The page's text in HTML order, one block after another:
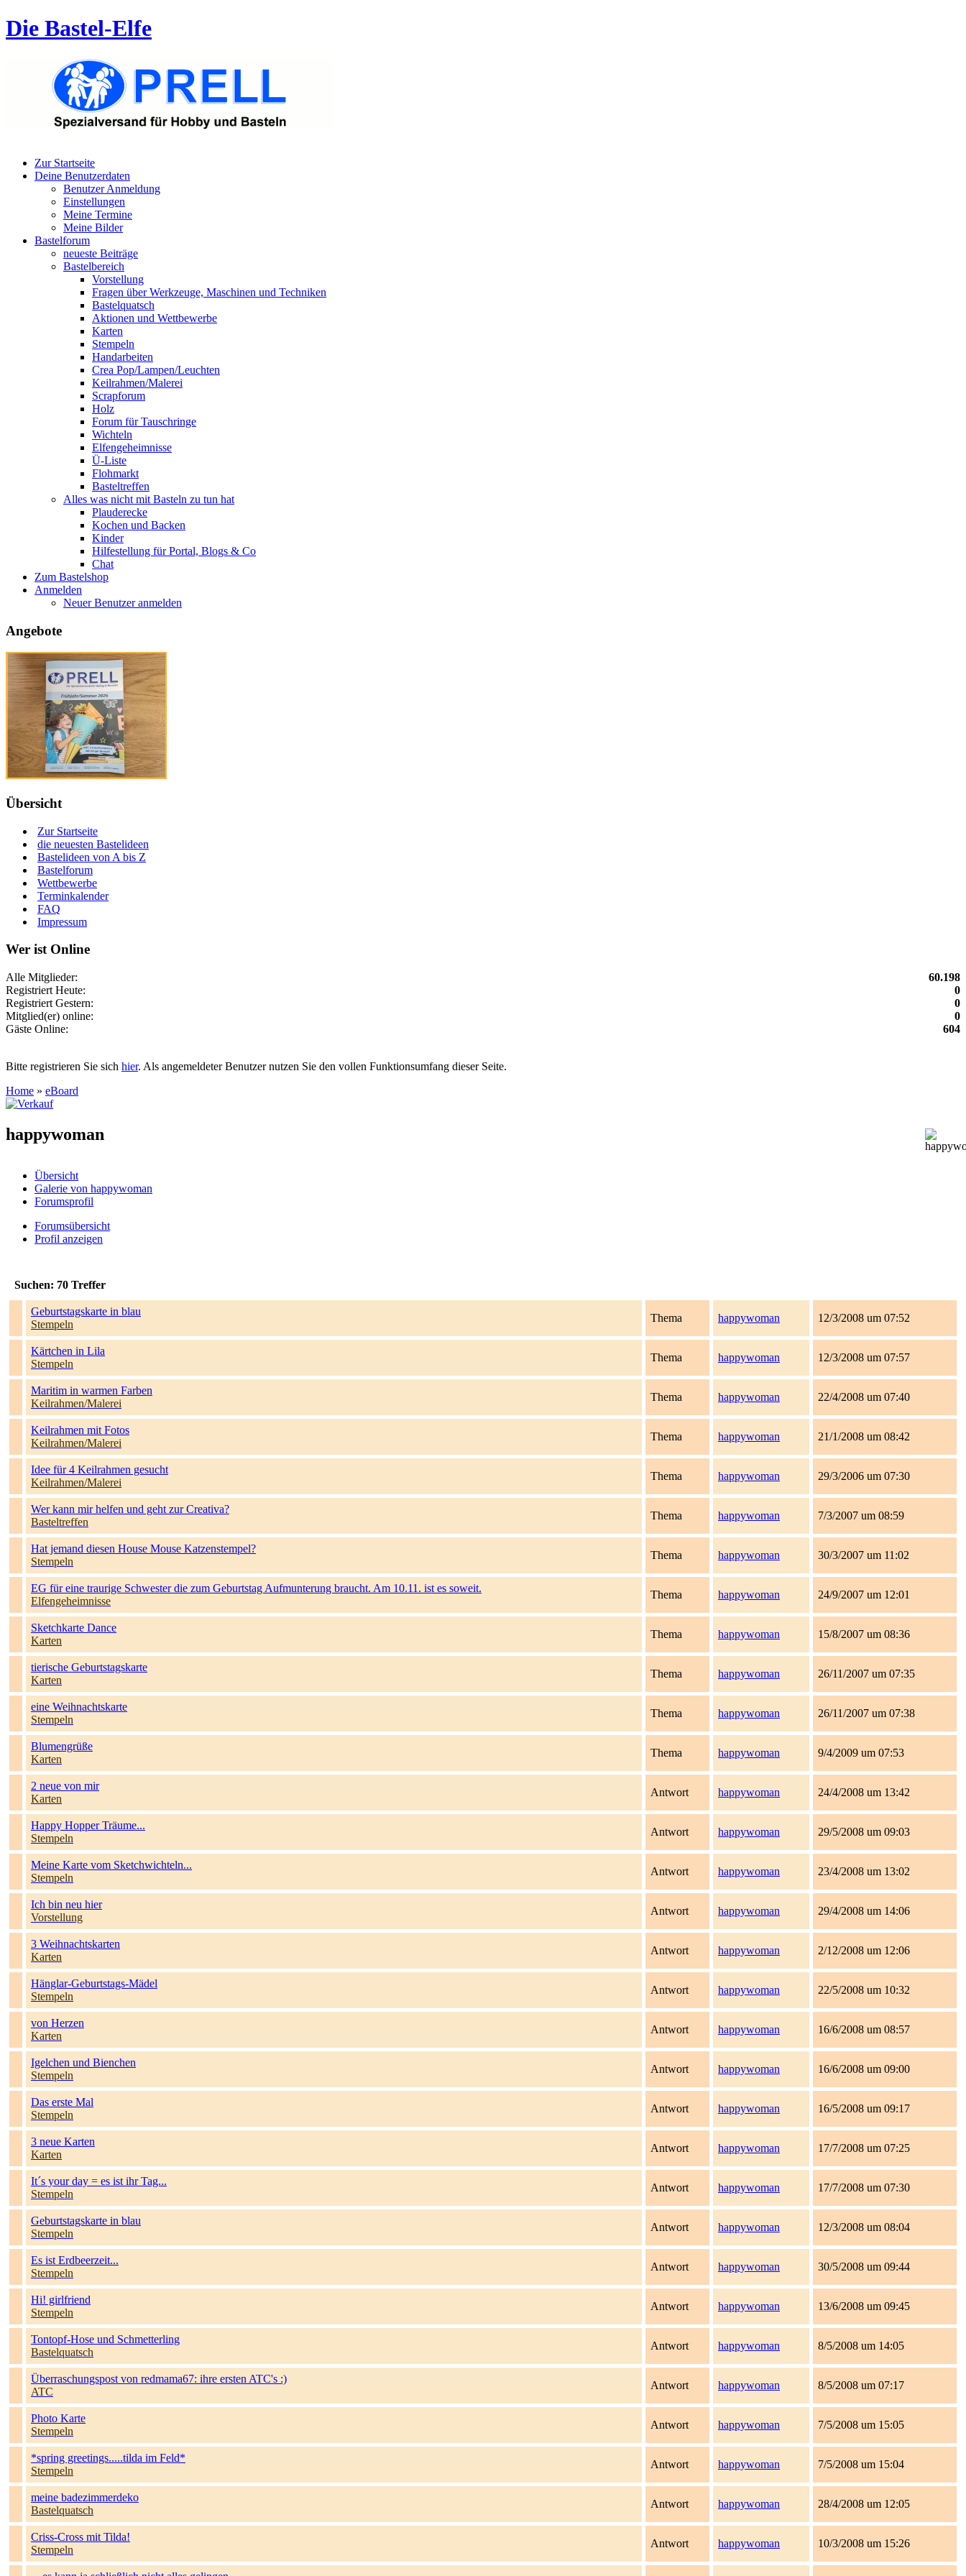
Die Bastel-Elfe
Zur Startseite
Deine Benutzerdaten
Benutzer Anmeldung
Einstellungen
Meine Termine
Meine Bilder
Bastelforum
neueste Beiträge
Bastelbereich
Vorstellung
Fragen über Werkzeuge, Maschinen und Techniken
Bastelquatsch
Aktionen und Wettbewerbe
Karten
Stempeln
Handarbeiten
Crea Pop/Lampen/Leuchten
Keilrahmen/Malerei
Scrapforum
Holz
Forum für Tauschringe
Wichteln
Elfengeheimnisse
Ü-Liste
Flohmarkt
Basteltreffen
Alles was nicht mit Basteln zu tun hat
Plauderecke
Kochen und Backen
Kinder
Hilfestellung für Portal, Blogs & Co
Chat
Zum Bastelshop
Anmelden
Neuer Benutzer anmelden
Angebote
Übersicht
Zur Startseite
die neuesten Bastelideen
Bastelideen von A bis Z
Bastelforum
Wettbewerbe
Terminkalender
FAQ
Impressum
Wer ist Online
Alle Mitglieder:
60.198
Registriert Heute:
0
Registriert Gestern:
0
Mitglied(er) online:
0
Gäste Online:
604
Bitte registrieren Sie sich hier. Als angemeldeter Benutzer nutzen Sie den vollen Funktionsumfang dieser Seite.
Home » eBoard
happywoman
Übersicht
Galerie von happywoman
Forumsprofil
Forumsübersicht
Profil anzeigen
Suchen: 70 Treffer
Geburtstagskarte in blau
Stempeln
Thema happywoman 12/3/2008 um 07:52
Kärtchen in Lila
Stempeln
Thema happywoman 12/3/2008 um 07:57
Maritim in warmen Farben
Keilrahmen/Malerei
Thema happywoman 22/4/2008 um 07:40
Keilrahmen mit Fotos
Keilrahmen/Malerei
Thema happywoman 21/1/2008 um 08:42
Idee für 4 Keilrahmen gesucht
Keilrahmen/Malerei
Thema happywoman 29/3/2006 um 07:30
Wer kann mir helfen und geht zur Creativa?
Basteltreffen
Thema happywoman 7/3/2007 um 08:59
Hat jemand diesen House Mouse Katzenstempel?
Stempeln
Thema happywoman 30/3/2007 um 11:02
EG für eine traurige Schwester die zum Geburtstag Aufmunterung braucht. Am 10.11. ist es soweit.
Elfengeheimnisse
Thema happywoman 24/9/2007 um 12:01
Sketchkarte Dance
Karten
Thema happywoman 15/8/2007 um 08:36
tierische Geburtstagskarte
Karten
Thema happywoman 26/11/2007 um 07:35
eine Weihnachtskarte
Stempeln
Thema happywoman 26/11/2007 um 07:38
Blumengrüße
Karten
Thema happywoman 9/4/2009 um 07:53
2 neue von mir
Karten
Antwort happywoman 24/4/2008 um 13:42
Happy Hopper Träume...
Stempeln
Antwort happywoman 29/5/2008 um 09:03
Meine Karte vom Sketchwichteln...
Stempeln
Antwort happywoman 23/4/2008 um 13:02
Ich bin neu hier
Vorstellung
Antwort happywoman 29/4/2008 um 14:06
3 Weihnachtskarten
Karten
Antwort happywoman 2/12/2008 um 12:06
Hänglar-Geburtstags-Mädel
Stempeln
Antwort happywoman 22/5/2008 um 10:32
von Herzen
Karten
Antwort happywoman 16/6/2008 um 08:57
Igelchen und Bienchen
Stempeln
Antwort happywoman 16/6/2008 um 09:00
Das erste Mal
Stempeln
Antwort happywoman 16/5/2008 um 09:17
3 neue Karten
Karten
Antwort happywoman 17/7/2008 um 07:25
It´s your day = es ist ihr Tag...
Stempeln
Antwort happywoman 17/7/2008 um 07:30
Geburtstagskarte in blau
Stempeln
Antwort happywoman 12/3/2008 um 08:04
Es ist Erdbeerzeit...
Stempeln
Antwort happywoman 30/5/2008 um 09:44
Hi! girlfriend
Stempeln
Antwort happywoman 13/6/2008 um 09:45
Tontopf-Hose und Schmetterling
Bastelquatsch
Antwort happywoman 8/5/2008 um 14:05
Überraschungspost von redmama67: ihre ersten ATC's :)
ATC
Antwort happywoman 8/5/2008 um 07:17
Photo Karte
Stempeln
Antwort happywoman 7/5/2008 um 15:05
*spring greetings.....tilda im Feld*
Stempeln
Antwort happywoman 7/5/2008 um 15:04
meine badezimmerdeko
Bastelquatsch
Antwort happywoman 28/4/2008 um 12:05
Criss-Cross mit Tilda!
Stempeln
Antwort happywoman 10/3/2008 um 15:26